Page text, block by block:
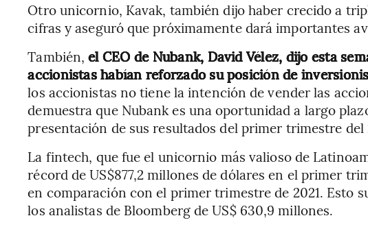
Otro unicornio, Kavak, también dijo haber crecido a
cifras y aseguró que próximamente dará importantes
También,el CEO de Nubank, David Vélez, dijo esta
accionistas habían reforzado su posición de
los accionistas no tiene la intención de vender las
demuestra que Nubank es una oportunidad a largo
presentación de sus resultados del primer trimestre del
La fintech, que fue el unicornio más valioso de
récord de US$877,2 millones de dólares en el primer
en comparación con el primer trimestre de 2021. Esto
los analistas de Bloomberg de US$ 630,9 millones.